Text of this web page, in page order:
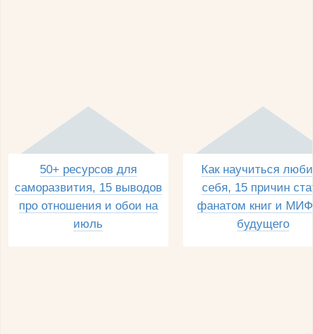
50+ ресурсов для
саморазвития, 15 выводов
про отношения и обои на
июль
Как научиться
себя, 15 причин
фанатом книг и
будущего